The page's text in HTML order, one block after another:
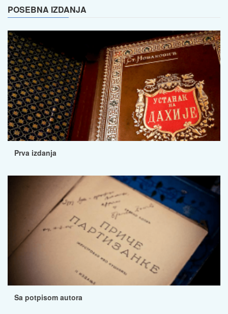
POSEBNA IZDANJA
Prva izdanja
Sa potpisom autora